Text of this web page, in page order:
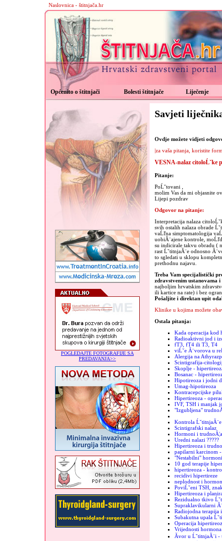
Naslovnica - štitnjača.hr
Općenito o štitnjači Bolesti štitnjače Liječenje
POGLEDAJTE FOTOGRAFIJE SA
PREDAVANJA>>
Savjeti
Ovdje možete vidjeti
|za vaša pitanja, koristite
VESNA-nalaz citoloĹˇke
Pitanje:
PoĹˇtovani ,
molim Vas da mi objasnite
Lijepi pozdrav
Odgovor na pitanje:
Interpretacija nalaza
svih ostalih nalaza obrade
vaĹľna simptomatologija
uobiĂ¨ajene kontrole,
su indicirale takvu obradu (
rast ĹˇtitnjaĂ¨e odnosno
to sgledati u sklopu
prethodnu najavu.
Treba Vam specijalistički
zdravstvenim ustanovama
najboljim hrvatskim
ili kartice na rate) i bez
Pošaljite i direktan upit
Klinike u kojima možete
Ostala pitanja:
Kada operacija kod
Radioaktivni jod i
fT3, fT4 ili T3, T4
viĹˇe Ă¨vorova u
Alergija na
Scintigrafija-
Skoplje -
Bosanac -
Hipotireoza i jodni
Umag-hipotireoza
Kontracepcijske
Hipertireoza -
IVF, TSH i manjak
"Izgubljena"
Kontrola
Scintigrafski nalaz
Hormoni i trudnoĂ¦a
Uredni nalazi ?????
Hipertireoza i
papilarni karcinom
"Nestabilni" hormoni
10 god terapije
hipertireoza -
recidivi hipertireze
neplodnost i
PoviĹˇeni TSH,
Hipertireoza i
Rezidualno tkivo
Supraklavikularni
Radiojodna terapija
Subakutna upala
Operacija
Vrijednosti hormona
Ăvor u ĹˇtitnjaĂ¨i -